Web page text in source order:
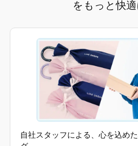
をもっと快適
自社スタッフによる、心を込め